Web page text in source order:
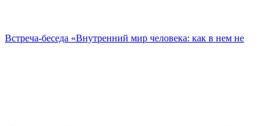
Встреча-беседа «Внутренний мир человека: как в нем не